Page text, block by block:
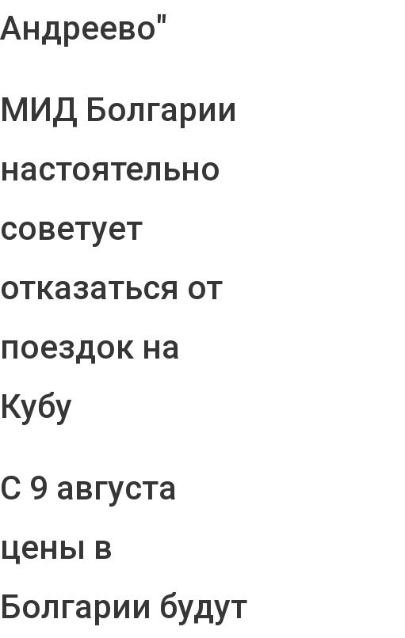
Андреево"
МИД Болгарии
настоятельно
советует
отказаться от
поездок на
Кубу
С 9 августа
цены в
Болгарии будут